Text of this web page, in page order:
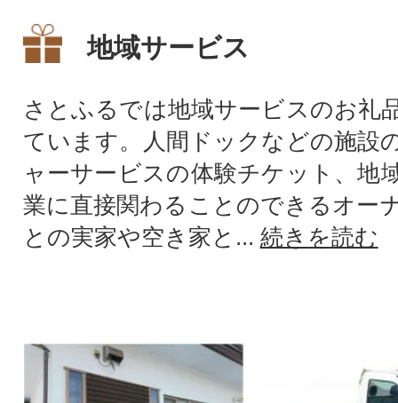
地域サービス
さとふるでは地域サービスのお礼
ています。人間ドックなどの施設
ャーサービスの体験チケット、地
業に直接関わることのできるオー
との実家や空き家と... 続きを読む